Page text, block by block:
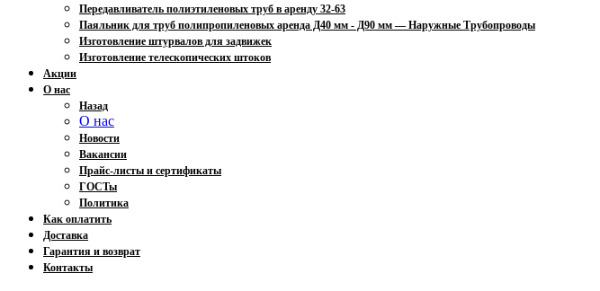
Передавливатель полиэтиленовых труб в аренду 32-63
Паяльник для труб полипропиленовых аренда Д40 мм - Д90 мм — Наружные Трубопроводы
Изготовление штурвалов для задвижек
Изготовление телескопических штоков
Акции
О нас
Назад
О нас
Новости
Вакансии
Прайс-листы и сертификаты
ГОСТы
Политика
Как оплатить
Доставка
Гарантия и возврат
Контакты